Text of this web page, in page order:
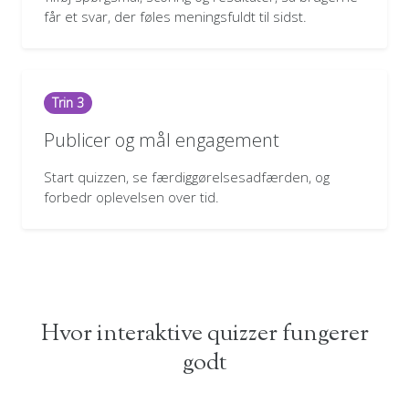
får et svar, der føles meningsfuldt til sidst.
Trin 3
Publicer og mål engagement
Start quizzen, se færdiggørelsesadfærden, og
forbedr oplevelsen over tid.
Hvor interaktive quizzer fungerer
godt